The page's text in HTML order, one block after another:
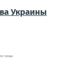
Украины